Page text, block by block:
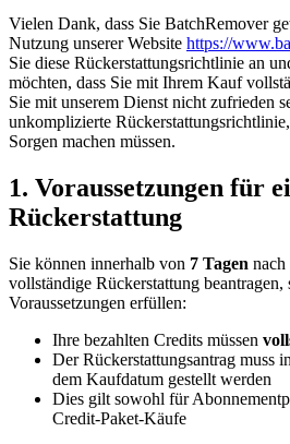
Vielen Dank, dass Sie BatchRemover
Nutzung unserer Website https://
Sie diese Rückerstattungsrichtlinie an
möchten, dass Sie mit Ihrem Kauf
Sie mit unserem Dienst nicht zufrieden
unkomplizierte
Sorgen machen müssen.
1. Voraussetzungen für
Rückerstattung
Sie können innerhalb von 7 Tagen
vollständige Rückerstattung
Voraussetzungen erfüllen:
Ihre bezahlten Credits müssen
Der Rückerstattungsantrag muss
dem Kaufdatum gestellt werden
Dies gilt sowohl für
Credit-Paket-Käufe